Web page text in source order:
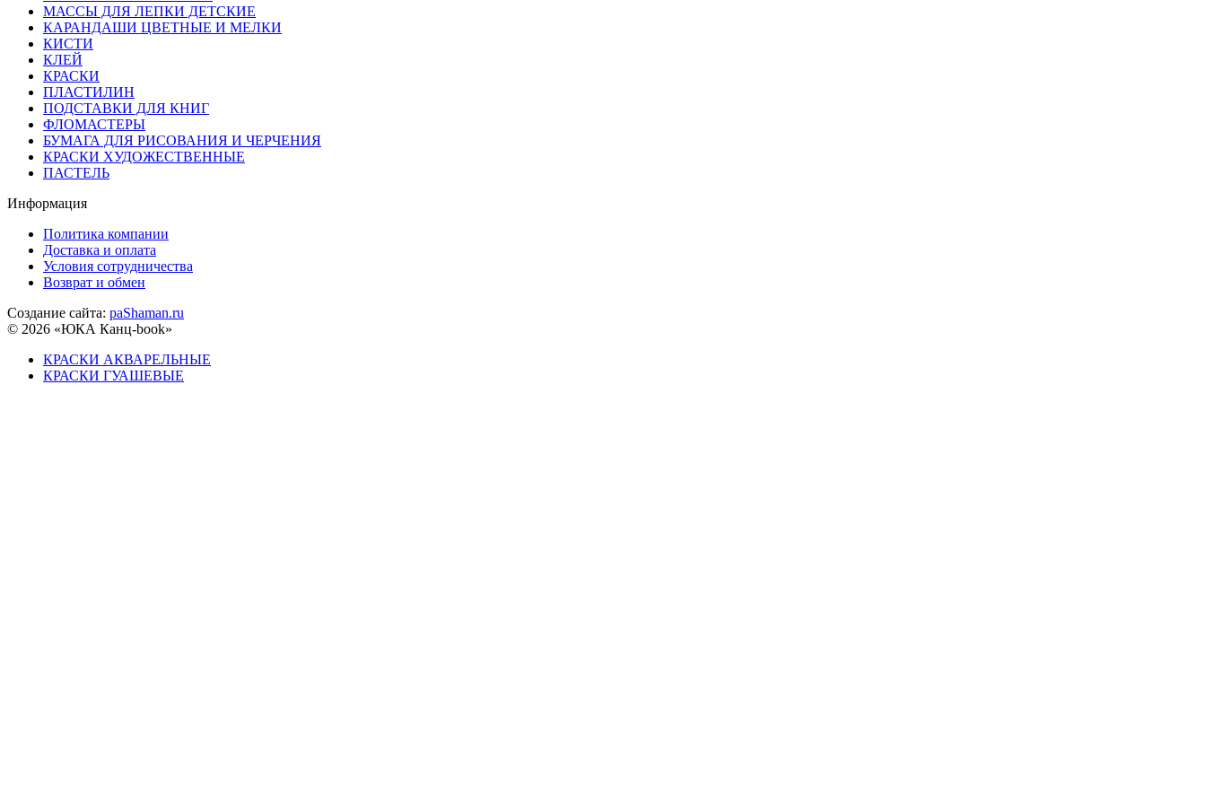
МАССЫ ДЛЯ ЛЕПКИ ДЕТСКИЕ
КАРАНДАШИ ЦВЕТНЫЕ И МЕЛКИ
КИСТИ
КЛЕЙ
КРАСКИ
ПЛАСТИЛИН
ПОДСТАВКИ ДЛЯ КНИГ
ФЛОМАСТЕРЫ
БУМАГА ДЛЯ РИСОВАНИЯ И ЧЕРЧЕНИЯ
КРАСКИ ХУДОЖЕСТВЕННЫЕ
ПАСТЕЛЬ
Информация
Политика компании
Доставка и оплата
Условия сотрудничества
Возврат и обмен
Создание сайта: paShaman.ru
© 2026 «ЮКА Канц-book»
КРАСКИ АКВАРЕЛЬНЫЕ
КРАСКИ ГУАШЕВЫЕ